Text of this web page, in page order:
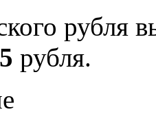
рубля
рубля.